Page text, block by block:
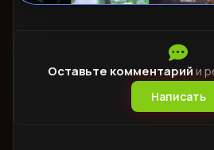
Оставьте комментарийи
Написать